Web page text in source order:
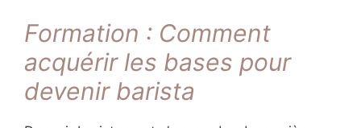
Formation : Comment
acquérir les bases pour
devenir barista